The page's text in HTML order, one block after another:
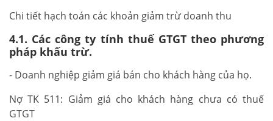
Chi tiết hạch toán các khoản giảm trừ doanh thu
4.1. Các công ty tính thuế GTGT theo phương
pháp khấu trừ.
- Doanh nghiệp giảm giá bán cho khách hàng của họ.
Nợ TK 511: Giảm giá cho khách hàng chưa có thuế
GTGT